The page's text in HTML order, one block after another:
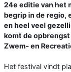
24e editie van het
begrip in de regio,
en heel veel
komt de
Zwem- en
Het festival vindt